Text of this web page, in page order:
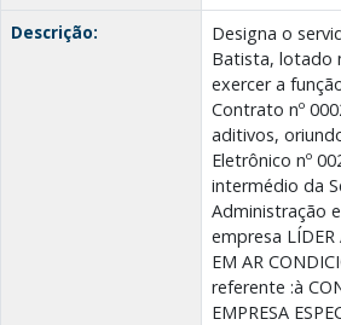
Descrição:
Designa o
Batista, lotado
exercer a
Contrato nº
aditivos,
Eletrônico nº
intermédio da
Administração
empresa LÍDER
EM AR
referente :à
EMPRESA